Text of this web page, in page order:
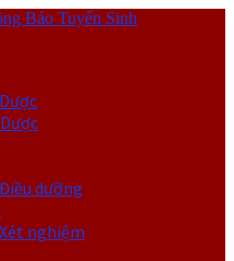
dưỡng
nghiệm